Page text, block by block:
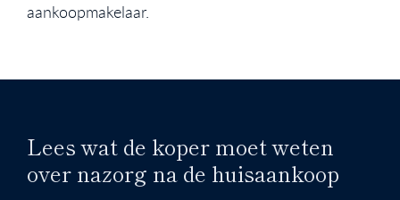
aankoopmakelaar.
Lees wat de koper moet weten
over nazorg na de huisaankoop